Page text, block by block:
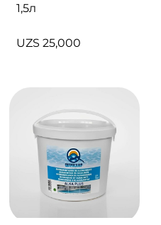
1,5л
UZS 25,000